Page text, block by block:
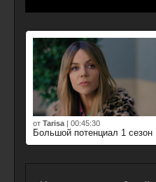
от Tarisa | 00:45:30